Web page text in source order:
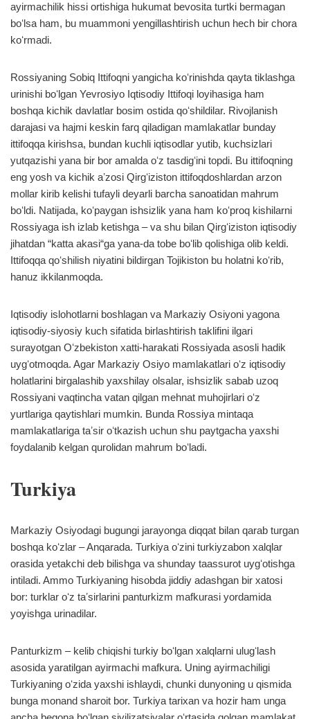
ayirmachilik hissi ortishiga hukumat bevosita turtki bermagan
boʻlsa ham, bu muammoni yengillashtirish uchun hech bir chora
koʻrmadi.
Rossiyaning Sobiq Ittifoqni yangicha koʻrinishda qayta tiklashga
urinishi boʻlgan Yevrosiyo Iqtisodiy Ittifoqi loyihasiga ham
boshqa kichik davlatlar bosim ostida qoʻshildilar. Rivojlanish
darajasi va hajmi keskin farq qiladigan mamlakatlar bunday
ittifoqqa kirishsa, bundan kuchli iqtisodlar yutib, kuchsizlari
yutqazishi yana bir bor amalda oʻz tasdigʻini topdi. Bu ittifoqning
eng yosh va kichik aʼzosi Qirgʻiziston ittifoqdoshlardan arzon
mollar kirib kelishi tufayli deyarli barcha sanoatidan mahrum
boʻldi. Natijada, koʻpaygan ishsizlik yana ham koʻproq kishilarni
Rossiyaga ish izlab ketishga – va shu bilan Qirgʻiziston iqtisodiy
jihatdan “katta akasi“ga yana-da tobe boʻlib qolishiga olib keldi.
Ittifoqqa qoʻshilish niyatini bildirgan Tojikiston bu holatni koʻrib,
hanuz ikkilanmoqda.
Iqtisodiy islohotlarni boshlagan va Markaziy Osiyoni yagona
iqtisodiy-siyosiy kuch sifatida birlashtirish taklifini ilgari
surayotgan Oʻzbekiston xatti-harakati Rossiyada asosli hadik
uygʻotmoqda. Agar Markaziy Osiyo mamlakatlari oʻz iqtisodiy
holatlarini birgalashib yaxshilay olsalar, ishsizlik sabab uzoq
Rossiyani vaqtincha vatan qilgan mehnat muhojirlari oʻz
yurtlariga qaytishlari mumkin. Bunda Rossiya mintaqa
mamlakatlariga taʼsir oʻtkazish uchun shu paytgacha yaxshi
foydalanib kelgan qurolidan mahrum boʻladi.
Turkiya
Markaziy Osiyodagi bugungi jarayonga diqqat bilan qarab turgan
boshqa koʻzlar – Anqarada. Turkiya oʻzini turkiyzabon xalqlar
orasida yetakchi deb bilishga va shunday taassurot uygʻotishga
intiladi. Ammo Turkiyaning hisobda jiddiy adashgan bir xatosi
bor: turklar oʻz taʼsirlarini panturkizm mafkurasi yordamida
yoyishga urinadilar.
Panturkizm – kelib chiqishi turkiy boʻlgan xalqlarni ulugʻlash
asosida yaratilgan ayirmachi mafkura. Uning ayirmachiligi
Turkiyaning oʻzida yaxshi ishlaydi, chunki dunyoning u qismida
bunga monand sharoit bor. Turkiya tarixan va hozir ham unga